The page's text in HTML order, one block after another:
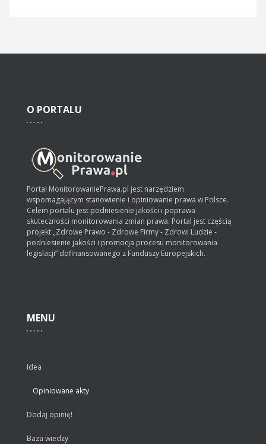
O PORTALU
Portal MonitorowaniePrawa.pl jest narzędziem
wspomagającym stanowienie i opiniowanie prawa w Polsce.
Celem portalu jest podniesienie jakości i poprawa
skuteczności monitorowania zmian prawa. Portal jest częścią
projekt „Zdrowe Prawo - Zdrowe Firmy - Zdrowi Ludzie -
podniesienie jakości i promocja procesu monitorowania
legislacji” dofinansowanego z Funduszy Europejskich.
MENU
Idea
Opiniowane akty
Dodaj opinię!
Baza wiedzy